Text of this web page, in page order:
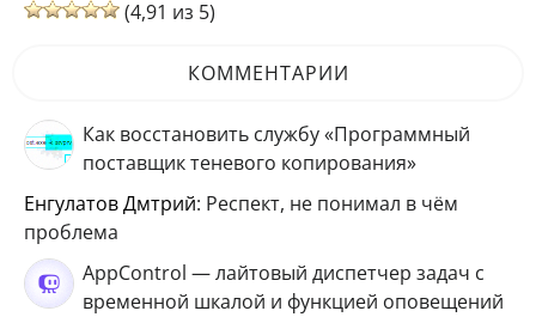
(4,91 из 5)
КОММЕНТАРИИ
Как восстановить службу «Программный
поставщик теневого копирования»
Енгулатов Дмтрий: Респект, не понимал в чём
проблема
AppControl — лайтовый диспетчер задач с
временной шкалой и функцией оповещений